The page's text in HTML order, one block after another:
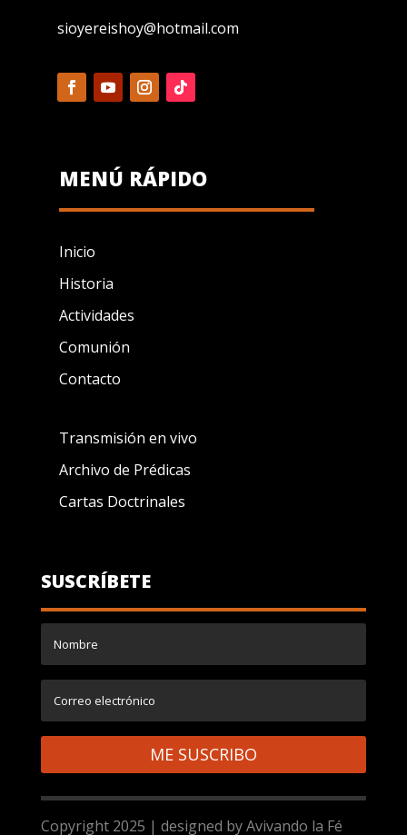
sioyereishoy@hotmail.com
MENÚ RÁPIDO
Inicio
Historia
Actividades
Comunión
Contacto
Transmisión en vivo
Archivo de Prédicas
Cartas Doctrinales
SUSCRÍBETE
ME SUSCRIBO
Copyright 2025 | designed by Avivando la Fé